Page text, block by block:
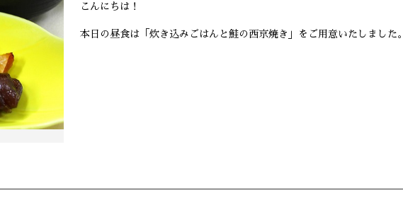
こんにちは！
本日の昼食は「炊き込みごはんと鮭の西京焼き」をご用意いたしました。